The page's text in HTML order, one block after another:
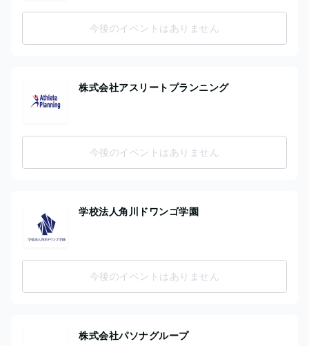
今後のイベントはありません
株式会社アスリートプランニング
今後のイベントはありません
学校法人角川ドワンゴ学園
今後のイベントはありません
株式会社パソナグループ